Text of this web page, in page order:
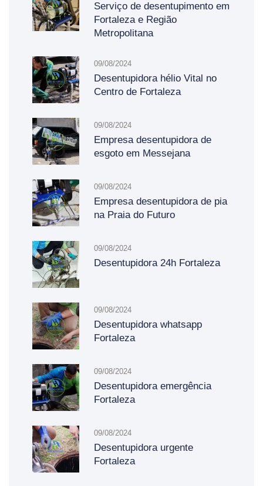
Serviço de desentupimento em
Fortaleza e Região
Metropolitana
09/08/2024
Desentupidora hélio Vital no
Centro de Fortaleza
09/08/2024
Empresa desentupidora de
esgoto em Messejana
09/08/2024
Empresa desentupidora de pia
na Praia do Futuro
09/08/2024
Desentupidora 24h Fortaleza
09/08/2024
Desentupidora whatsapp
Fortaleza
09/08/2024
Desentupidora emergência
Fortaleza
09/08/2024
Desentupidora urgente
Fortaleza